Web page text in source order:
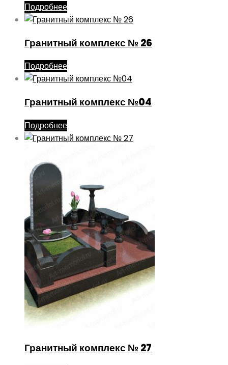
Подробнее
Гранитный комплекс № 26
Подробнее
Гранитный комплекс №04
Подробнее
Гранитный комплекс № 27